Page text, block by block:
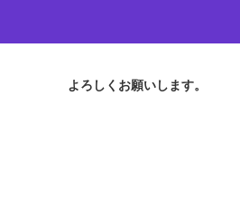
よろしくお願いします。